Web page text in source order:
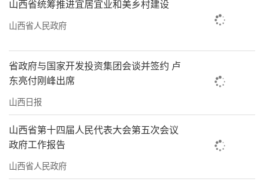
山西省统筹推进宜居宜业和美乡村建设
山西省人民政府
省政府与国家开发投资集团会谈并签约 卢
东亮付刚峰出席
山西日报
山西省第十四届人民代表大会第五次会议
政府工作报告
山西省人民政府